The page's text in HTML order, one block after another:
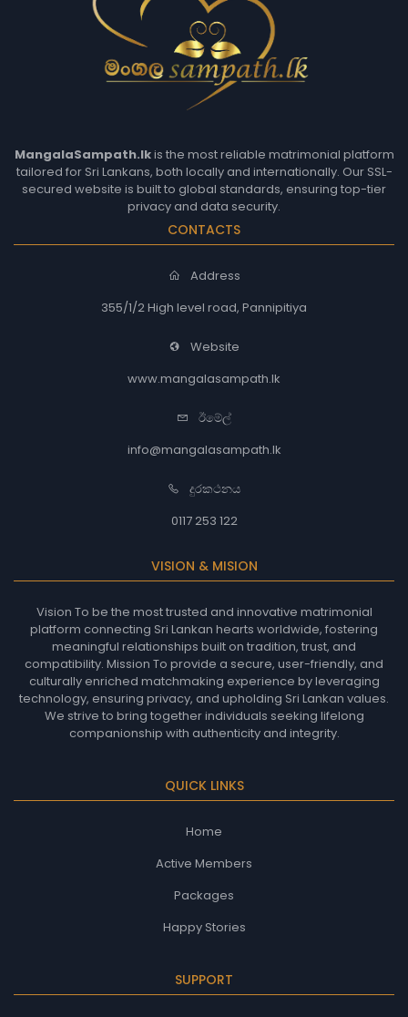
MangalaSampath.lkis the most reliable matrimonial platform
tailored for Sri Lankans, both locally and internationally. Our SSL-
secured website is built to global standards, ensuring top-tier
privacy and data security.
CONTACTS
Address
355/1/2 High level road, Pannipitiya
Website
www.mangalasampath.lk
ඊමේල්
info@mangalasampath.lk
දුරකථනය
0117 253 122
VISION & MISION
Vision To be the most trusted and innovative matrimonial
platform connecting Sri Lankan hearts worldwide, fostering
meaningful relationships built on tradition, trust, and
compatibility. Mission To provide a secure, user-friendly, and
culturally enriched matchmaking experience by leveraging
technology, ensuring privacy, and upholding Sri Lankan values.
We strive to bring together individuals seeking lifelong
companionship with authenticity and integrity.
QUICK LINKS
Home
Active Members
Packages
Happy Stories
SUPPORT